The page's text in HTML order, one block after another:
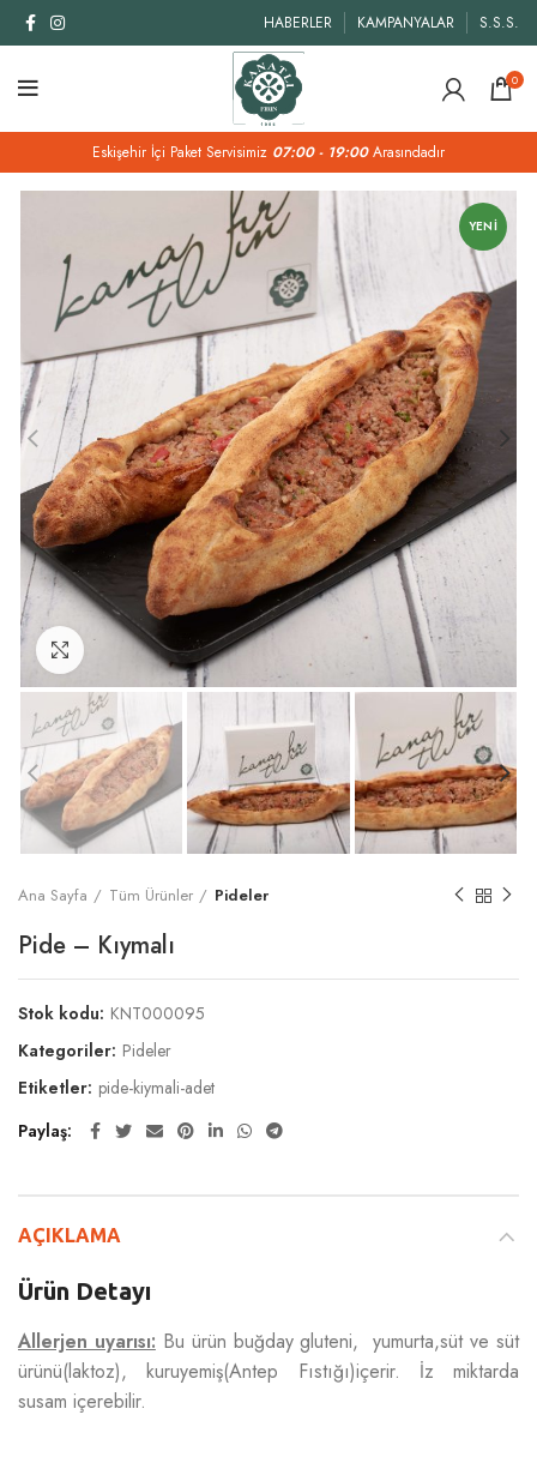
HABERLER KAMPANYALAR S.S.S.
0
Eskişehir İçi Paket Servisimiz 07:00 - 19:00Arasındadır
YENI
Ana Sayfa Tüm Ürünler Pideler
Pide – Kıymalı
Stok kodu: KNT000095
Kategoriler: Pideler
Etiketler: pide-kiymali-adet
Paylaş
AÇIKLAMA
Ürün Detayı
Allerjen uyarısı: Bu ürün buğday gluteni, yumurta,süt ve süt
ürünü(laktoz), kuruyemiş(Antep Fıstığı)içerir. İz miktarda
susam içerebilir.